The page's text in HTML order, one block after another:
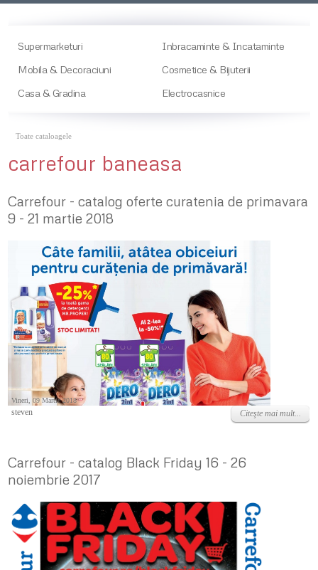
Supermarketuri
Inbracaminte & Incataminte
Mobila & Decoraciuni
Cosmetice & Bijuterii
Casa & Gradina
Electrocasnice
Toate cataloagele
carrefour baneasa
Carrefour - catalog oferte curatenia de primavara
9 - 21 martie 2018
Vineri, 09 Martie 2018
steven Citeşte mai mult...
Carrefour - catalog Black Friday 16 - 26
noiembrie 2017